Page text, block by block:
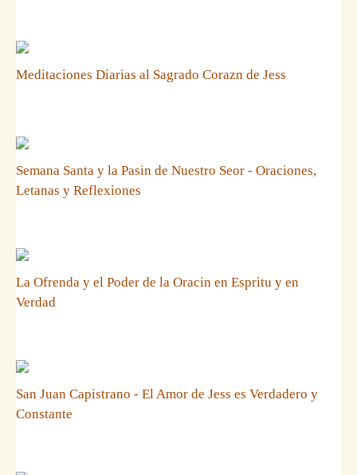
Meditaciones Diarias al Sagrado Corazn de Jess
Semana Santa y la Pasin de Nuestro Seor - Oraciones,
Letanas y Reflexiones
La Ofrenda y el Poder de la Oracin en Espritu y en
Verdad
San Juan Capistrano - El Amor de Jess es Verdadero y
Constante